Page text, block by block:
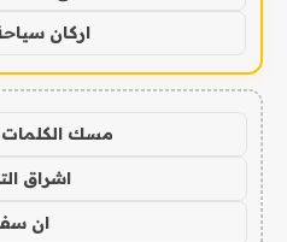
اركان
مسك
اشراق
ان